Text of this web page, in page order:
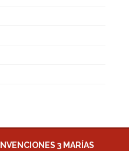
3 MARÍAS